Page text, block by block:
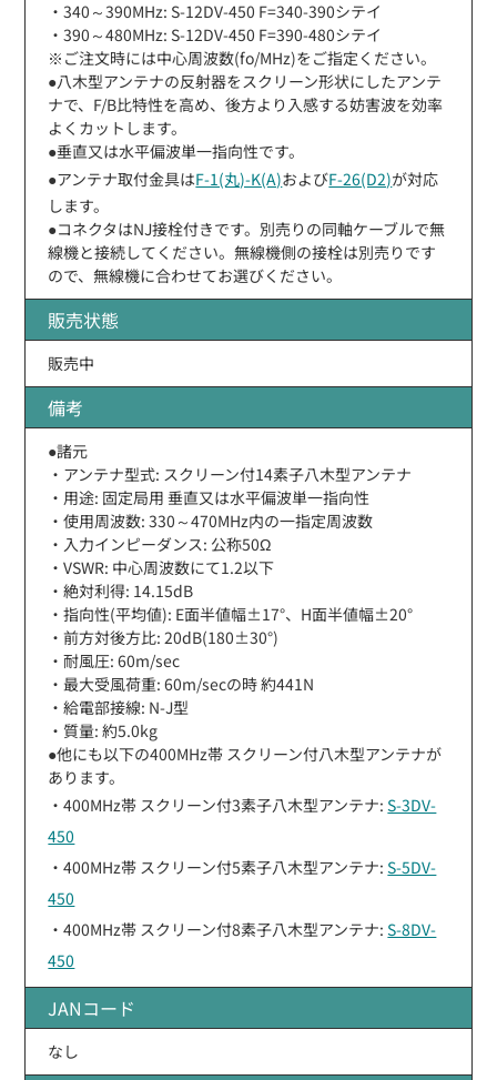
・340～390MHz: S-12DV-450 F=340-390シテイ
・390～480MHz: S-12DV-450 F=390-480シテイ
※ご注文時には中心周波数(fo/MHz)をご指定ください。
●八木型アンテナの反射器をスクリーン形状にしたアンテ
ナで、F/B比特性を高め、後方より入感する妨害波を効率
よくカットします。
●垂直又は水平偏波単一指向性です。
●アンテナ取付金具はF-1(丸)-K(A)およびF-26(D2)が対応
します。
●コネクタはNJ接栓付きです。別売りの同軸ケーブルで無
線機と接続してください。無線機側の接栓は別売りです
ので、無線機に合わせてお選びください。
販売状態
販売中
備考
●諸元
・アンテナ型式: スクリーン付14素子八木型アンテナ
・用途: 固定局用 垂直又は水平偏波単一指向性
・使用周波数: 330～470MHz内の一指定周波数
・入力インピーダンス: 公称50Ω
・VSWR: 中心周波数にて1.2以下
・絶対利得: 14.15dB
・指向性(平均値): E面半値幅±17°、H面半値幅±20°
・前方対後方比: 20dB(180±30°)
・耐風圧: 60m/sec
・最大受風荷重: 60m/secの時 約441N
・給電部接線: N-J型
・質量: 約5.0kg
●他にも以下の400MHz帯 スクリーン付八木型アンテナが
あります。
・400MHz帯 スクリーン付3素子八木型アンテナ:S-3DV-
450
・400MHz帯 スクリーン付5素子八木型アンテナ:S-5DV-
450
・400MHz帯 スクリーン付8素子八木型アンテナ:S-8DV-
450
JANコード
なし